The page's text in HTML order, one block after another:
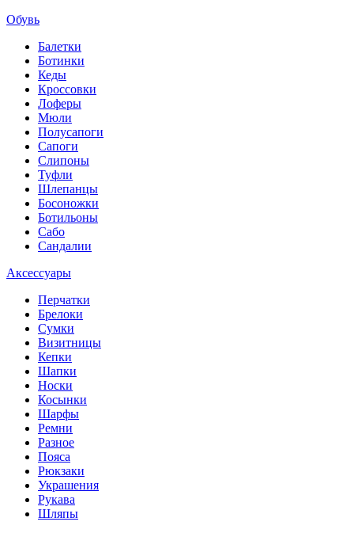
Обувь
Балетки
Ботинки
Кеды
Кроссовки
Лоферы
Мюли
Полусапоги
Сапоги
Слипоны
Туфли
Шлепанцы
Босоножки
Ботильоны
Сабо
Сандалии
Аксессуары
Перчатки
Брелоки
Сумки
Визитницы
Кепки
Шапки
Носки
Косынки
Шарфы
Ремни
Разное
Пояса
Рюкзаки
Украшения
Рукава
Шляпы